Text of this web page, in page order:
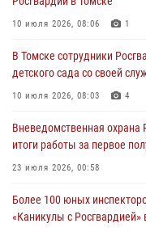
30 июля 2026, 07:41
товара из гипермаркета
29 июля 2026, 00:41
Морского Флота в Томске
28 июля 2026, 00:33
приняли присягу у
28 июля 2026, 00:24
10 июля 2026, 08:06 1
В Томске сотрудники
детского сада со своей
10 июля 2026, 08:03 4
Вневедомственная охрана
итоги работы за первое
23 июля 2026, 00:58
Более 100 юных
«Каникулы с Росгвардией»